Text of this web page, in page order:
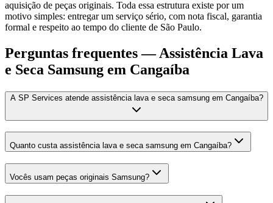
aquisição de peças originais. Toda essa estrutura existe por um
motivo simples: entregar um serviço sério, com nota fiscal, garantia
formal e respeito ao tempo do cliente de São Paulo.
Perguntas frequentes —Assistência Lava
e Seca Samsung em Cangaíba
A SP Services atende assistência lava e seca samsung em Cangaíba?
Quanto custa assistência lava e seca samsung em Cangaíba?
Vocês usam peças originais Samsung?